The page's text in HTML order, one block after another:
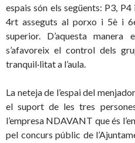
espais són els següents: P3,
4rt asseguts al porxo i 5è i
superior. D’aquesta manera
s’afavoreix el control dels
tranquil·litat a l’aula.
La neteja de l’espai del
el suport de les tres
l’empresa NDAVANT que és
pel concurs públic de